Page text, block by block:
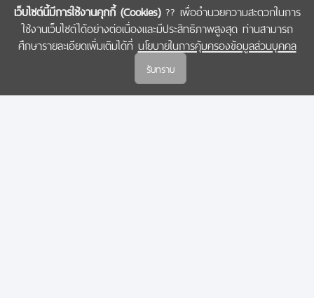
เว็บไซต์นี้มีการใช้งานคุกกี้ (Cookies)?? เพื่ออำนวยความสะดวกในการ
ใช้งานเว็บไซต์ได้อย่างต่อเนื่องและมีประสิทธิภาพสูงสุด ท่านสามารถ
ศึกษารายละเอียดเพิ่มเติมได้ที่ นโยบายในการคุ้มครองข้อมูลส่วนบุคคล
รับทราบ
COPYRIGHT © 2022 สำนักงานคณะกรรมการส่งเสริมวิทยาศาสตร์ วิจัยและนวัตกรรม
(สกสว.)
นโยบายในการคุ้มครองข้อมูลส่วนบุคคล